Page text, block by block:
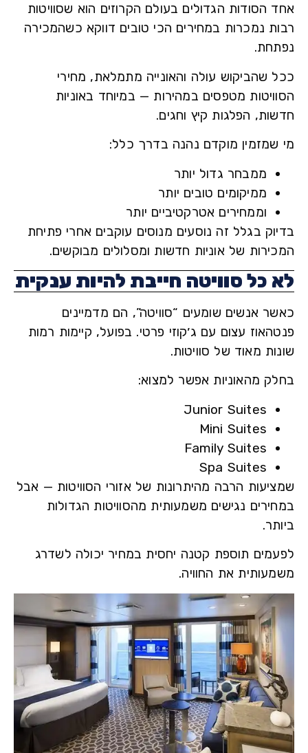
הסודות הגדולים בעולם הקרוזים הוא שסוויטות
נמכרות במחירים הכי טובים דווקא כשהמכירה
שהביקוש עולה והאונייה מתמלאת, מחירי
מטפסים במהירות — במיוחד באוניות
הפלגות קיץ וחגים.
מוקדם נהנה בדרך כלל:
ממבחר גדול יותר
ממיקומים טובים יותר
וממחירים אטרקטיביים יותר
בגלל זה נוסעים מנוסים עוקבים אחרי פתיחת
של אוניות חדשות ומסלולים מבוקשים.
כל סוויטה חייבת להיות ענקית
אנשים שומעים “סוויטה”, הם מדמיינים
עצום עם ג׳קוזי פרטי. בפועל, קיימות רמות
מאוד של סוויטות.
מהאוניות אפשר למצוא:
Junior Suites
Mini Suites
Family Suites
Spa Suites
הרבה מהיתרונות של אזורי הסוויטות — אבל
נגישים משמעותית מהסוויטות הגדולות
תוספת קטנה יחסית במחיר יכולה לשדרג
את החוויה.